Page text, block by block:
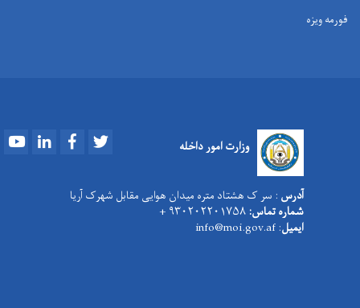
فورمه ویزه
وزارت امور داخله YoutubeLinkedInFacebook
آدرس : سر ک هشتاد متره میدان هوایی مقابل شهرک آریا
شماره تماس:
ایمیل: info@moi.gov.af